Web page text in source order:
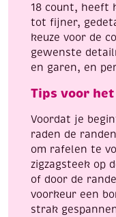
18 count, heeft
tot fijner,
keuze voor de
gewenste
en garen, en
Tips voor
Voordat je
raden de
om rafelen te
zigzagsteek op
of door de
voorkeur een
strak